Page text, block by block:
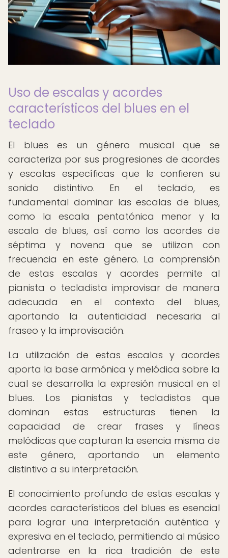
Uso de escalas y acordes
característicos del blues en el
teclado
El blues es un género musical que se
caracteriza por sus progresiones de acordes
y escalas específicas que le confieren su
sonido distintivo. En el teclado, es
fundamental dominar las escalas de blues,
como la escala pentatónica menor y la
escala de blues, así como los acordes de
séptima y novena que se utilizan con
frecuencia en este género. La comprensión
de estas escalas y acordes permite al
pianista o tecladista improvisar de manera
adecuada en el contexto del blues,
aportando la autenticidad necesaria al
fraseo y la improvisación.
La utilización de estas escalas y acordes
aporta la base armónica y melódica sobre la
cual se desarrolla la expresión musical en el
blues. Los pianistas y tecladistas que
dominan estas estructuras tienen la
capacidad de crear frases y líneas
melódicas que capturan la esencia misma de
este género, aportando un elemento
distintivo a su interpretación.
El conocimiento profundo de estas escalas y
acordes característicos del blues es esencial
para lograr una interpretación auténtica y
expresiva en el teclado, permitiendo al músico
adentrarse en la rica tradición de este